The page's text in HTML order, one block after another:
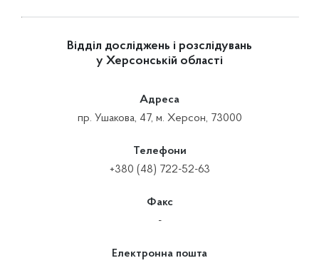
Відділ досліджень і розслідувань
у Херсонській області
Адреса
пр. Ушакова, 47, м. Херсон, 73000
Телефони
+380 (48) 722-52-63
Факс
-
Електронна пошта